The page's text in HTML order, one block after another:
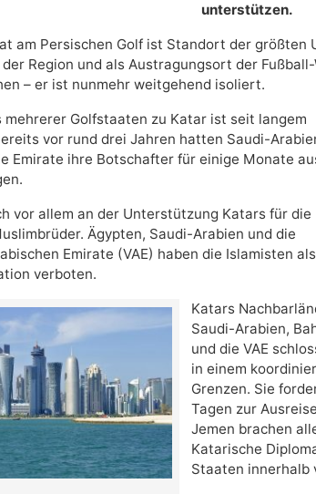
unterstützen.
am Persischen Golf ist Standort der größten
Region und als Austragungsort der Fußball-
– er ist nunmehr weitgehend isoliert.
mehrerer Golfstaaten zu Katar ist seit langem
vor rund drei Jahren hatten Saudi-
Emirate ihre Botschafter für einige Monate
vor allem an der Unterstützung Katars für die
Ägypten, Saudi-Arabien und die
Emirate (VAE) haben die Islamisten als
verboten.
Katars
Saudi-Arabien,
und die VAE
in einem
Grenzen. Sie
Tagen zur
Jemen brachen
Katarische
Staaten innerhalb